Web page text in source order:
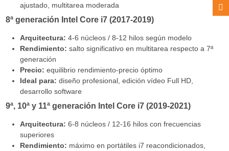
ajustado, multitarea moderada
8ª generación Intel Core i7 (2017-2019)
Arquitectura: 4-6 núcleos / 8-12 hilos según modelo
Rendimiento: salto significativo en multitarea respecto a 7ª
generación
Precio: equilibrio rendimiento-precio óptimo
Ideal para: diseño profesional, edición vídeo Full HD,
desarrollo software
9ª, 10ª y 11ª generación Intel Core i7 (2019-2021)
Arquitectura: 6-8 núcleos / 12-16 hilos con frecuencias
superiores
Rendimiento: máximo en portátiles i7 reacondicionados,